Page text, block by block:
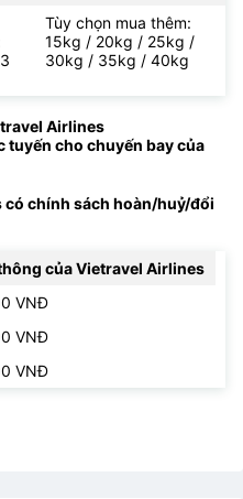
Tùy chọn mua thêm:
15kg / 20kg / 25kg /
30kg / 35kg / 40kg
Airlines
tuyến cho chuyến bay của
có chính sách hoàn/huỷ/đổi
của Vietravel Airlines
VNĐ
VNĐ
VNĐ